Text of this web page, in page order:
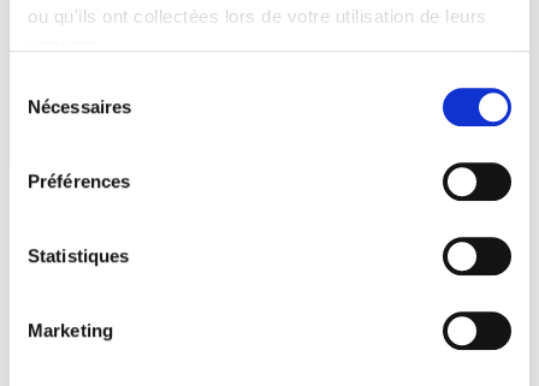
ou qu'ils ont collectées lors de votre utilisation de leurs
Nécessaires
Préférences
Statistiques
Marketing